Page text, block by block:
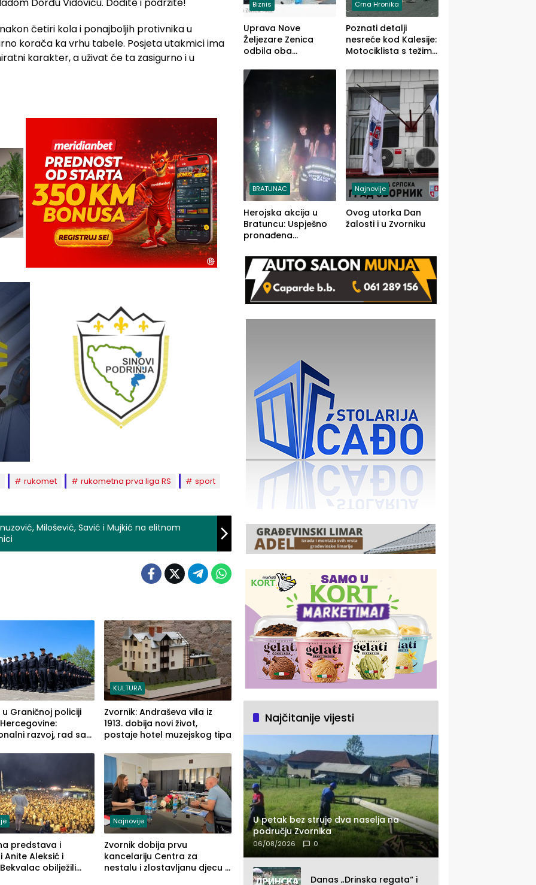
četiri kola i ponajboljih protivnika u
korača ka vrhu tabele. Posjeta utakmici ima
karakter, a uživat će ta zasigurno i u
rukomet rukometna prva liga RS sport
Milošević, Savić i Mujkić na elitnom
u Graničnoj policiji
razvoj, rad sa
KULTURA
Zvornik: Andraševa vila iz
1913. dobija novi život,
postaje hotel muzejskog tipa
predstava i
Anite Aleksić i
obilježili
Najnovije
Zvornik dobija prvu
kancelariju Centra za
nestalu i zlostavljanu djecu u
Biznis
Uprava Nove
Željezare Zenica
odbila oba
FBiH: Ustrajni da je
stečaj jedino rješenje
Crna Hronika
Poznati detalji
nesreće kod Kalesije:
Motociklista s težim,
lakšim povredama
BRATUNAC
Herojska akcija u
Bratuncu: Uspješno
pronađena
a Ivanka Lazić,
rodom iz Kravice.
Najnovije
Ovog utorka Dan
žalosti i u Zvorniku
Najčitanije vijesti
U petak bez struje dva naselja na
području Zvornika
06/08/2026 0
Danas „Drinska regata“ i